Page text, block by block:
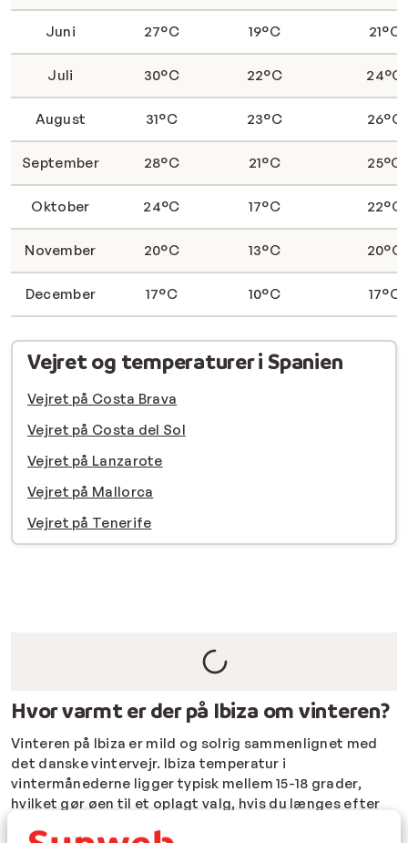
Juni 27°C 19°C 21°C
Juli 30°C 22°C 24°C
August 31°C 23°C 26°C
September 28°C 21°C 25°C
Oktober 24°C 17°C 22°C
November 20°C 13°C 20°C
December 17°C 10°C 17°C
Vejret og temperaturer i Spanien
Vejret på Costa Brava
Vejret på Costa del Sol
Vejret på Lanzarote
Vejret på Mallorca
Vejret på Tenerife
Hvor varmt er der på Ibiza om vinteren?
Vinteren på Ibiza er mild og solrig sammenlignet med
det danske vintervejr. Ibiza temperatur i
vintermånederne ligger typisk mellem 15-18 grader,
hvilket gør øen til et oplagt valg, hvis du længes efter